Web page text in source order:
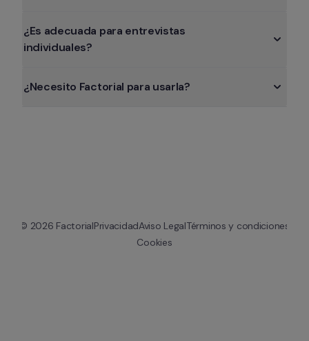
¿Es adecuada para entrevistas
individuales?
¿Necesito Factorial para usarla?
© 2026 FactorialPrivacidadAviso LegalTérminos y condiciones
Cookies